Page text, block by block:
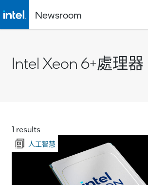
Newsroom
Intel Xeon 6+處理器
1 results
人工智慧